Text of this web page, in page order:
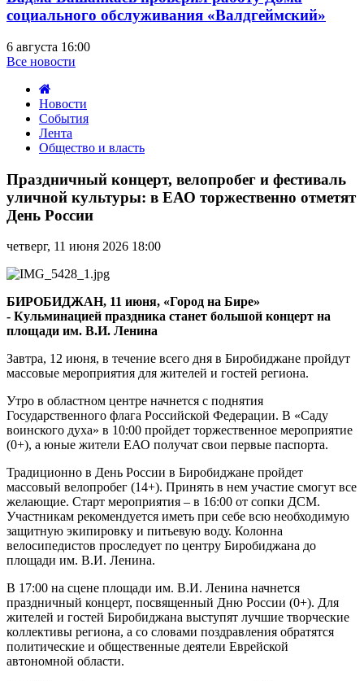
социального обслуживания «Валдгеймский»
6 августа 16:00
Все новости
Новости
События
Лента
Общество и власть
концерт,
велопробег
и
фестиваль
культуры:
ЕАО
отметят
День
России
Праздничный концерт, велопробег и фестиваль
уличной культуры: в ЕАО торжественно отметят
День России
четверг, 11 июня 2026 18:00
БИРОБИДЖАН, 11 июня, «Город на Бире»
- Кульминацией праздника станет большой концерт на
площади им. В.И. Ленина
Завтра, 12 июня, в течение всего дня в Биробиджане пройдут
массовые мероприятия для жителей и гостей региона.
Утро в областном центре начнется с поднятия
Государственного флага Российской Федерации. В «Саду
воинского духа» в 10:00 пройдет торжественное мероприятие
(0+), а юные жители ЕАО получат свои первые паспорта.
Традиционно в День России в Биробиджане пройдет
массовый велопробег (14+). Принять в нем участие смогут все
желающие. Старт мероприятия – в 16:00 от сопки ДСМ.
Участникам рекомендуется иметь при себе всю необходимую
защитную экипировку и питьевую воду. Колонна
велосипедистов проследует по центру Биробиджана до
площади им. В.И. Ленина.
В 17:00 на сцене площади им. В.И. Ленина начнется
праздничный концерт, посвященный Дню России (0+). Для
жителей и гостей Биробиджана выступят лучшие творческие
коллективы региона, а со словами поздравления обратятся
политические и общественные деятели Еврейской
автономной области.